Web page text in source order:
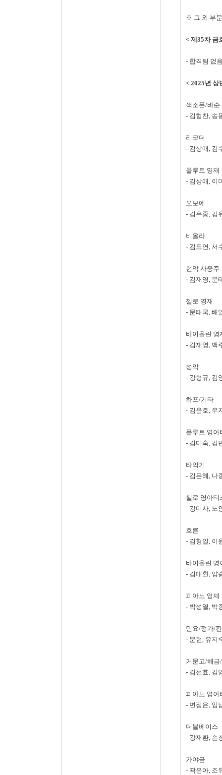
※ 그 외 부
< 제 35차 금
- 합격팀 없
< 2025년 상
색소폰/바순
- 김형찬, 송
리코더
- 김상애, 김
플루트 영재
- 김상애, 이
오보에
- 김우중, 김
비올라
- 김도연, 서
현악 사중주
- 김재영, 문
첼로 영재
- 문태국, 배
바이올린 영
- 김재영, 백
성악
- 강형규, 김
하프/기타
- 김윤호, 우
플루트 영아
- 김미숙, 김
타악기
- 김은혜, 나
첼로 영아티
- 강미사, 노
호른
- 김형일, 이
바이올린 영
- 김대환, 양
피아노 영재
- 박성열, 박
민요/정가/
- 문현, 유지
거문고/해금/
- 김선효, 김
피아노 영아
- 변정은, 임
더블베이스
- 강재환, 손
가야금
- 곽은아, 조